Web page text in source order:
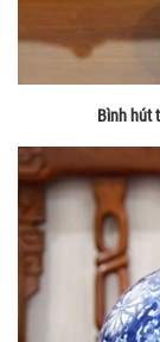
Bình hút